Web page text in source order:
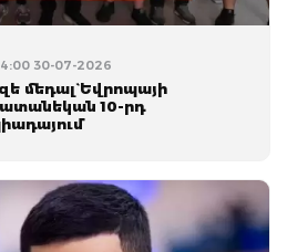
30-07-2026
մեդալ` Եվրոպայի
10-րդ